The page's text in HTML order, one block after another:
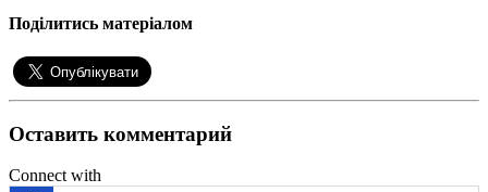
Поділитись матеріалом
Оставить комментарий
Connect with